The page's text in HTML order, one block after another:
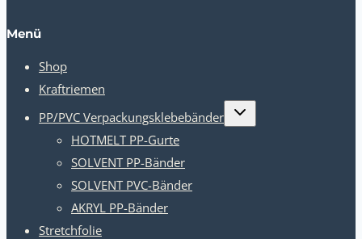
Menü
Shop
Kraftriemen
PP/PVC Verpackungsklebebänder
Kindermenü
HOTMELT PP-Gurte
SOLVENT PP-Bänder
SOLVENT PVC-Bänder
AKRYL PP-Bänder
Stretchfolie